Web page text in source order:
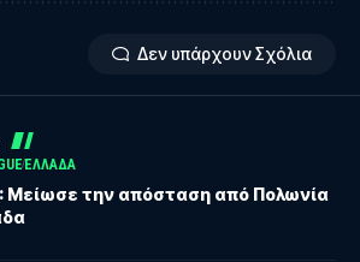
Δεν υπάρχουν Σχόλια
ΕΛΛΑΔΑ
Μείωσε την απόσταση από Πολωνία